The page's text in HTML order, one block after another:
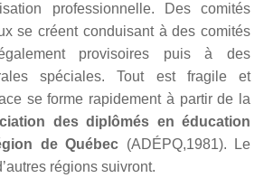
professionnelle. Des comités
se créent conduisant à des comités
également provisoires puis à des
spéciales. Tout est fragile et
se forme rapidement à partir de la
des diplômés en éducation
de Québec (ADÉPQ,1981). Le
régions suivront.